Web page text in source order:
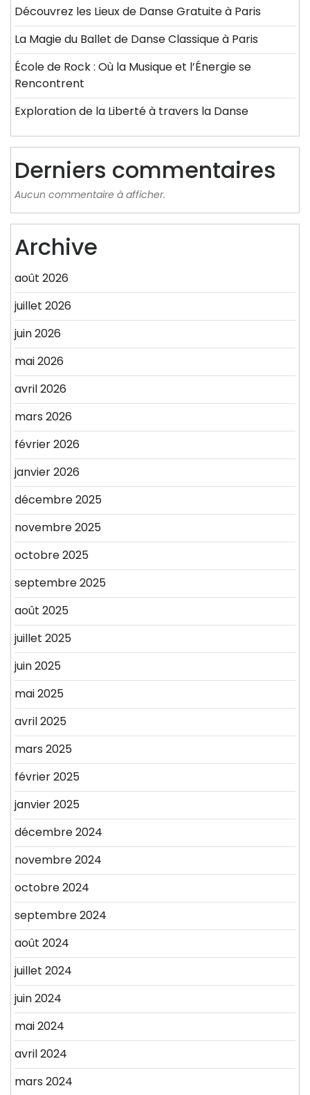
Découvrez les Lieux de Danse Gratuite à Paris
La Magie du Ballet de Danse Classique à Paris
École de Rock : Où la Musique et l’Énergie se
Rencontrent
Exploration de la Liberté à travers la Danse
Derniers commentaires
Aucun commentaire à afficher.
Archive
août 2026
juillet 2026
juin 2026
mai 2026
avril 2026
mars 2026
février 2026
janvier 2026
décembre 2025
novembre 2025
octobre 2025
septembre 2025
août 2025
juillet 2025
juin 2025
mai 2025
avril 2025
mars 2025
février 2025
janvier 2025
décembre 2024
novembre 2024
octobre 2024
septembre 2024
août 2024
juillet 2024
juin 2024
mai 2024
avril 2024
mars 2024